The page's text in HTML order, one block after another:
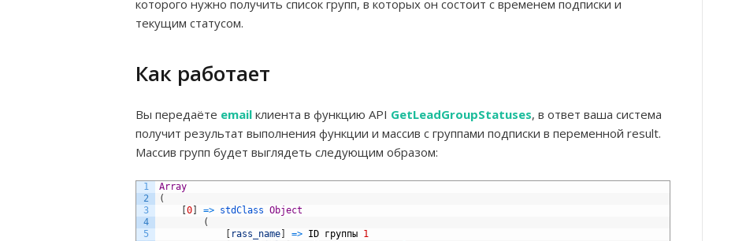
которого нужно получить список групп, в которых он состоит с временем подписки и
текущим статусом.
Как работает
Вы передаёте email клиента в функцию API GetLeadGroupStatuses, в ответ ваша система
получит результат выполнения функции и массив с группами подписки в переменной result.
Массив групп будет выглядеть следующим образом:
1
2
3
4
5
Array
(
0 => stdClass Object
(
rass_name => ID группы 1